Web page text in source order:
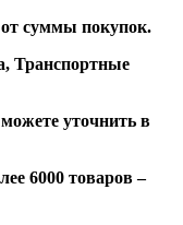
суммы покупок.
Транспортные
уточнить в
6000 товаров –